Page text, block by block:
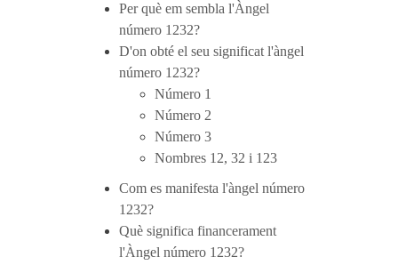
Per què em sembla l'Àngel
número 1232?
D'on obté el seu significat l'àngel
número 1232?
Número 1
Número 2
Número 3
Nombres 12, 32 i 123
Com es manifesta l'àngel número
1232?
Què significa financerament
l'Àngel número 1232?